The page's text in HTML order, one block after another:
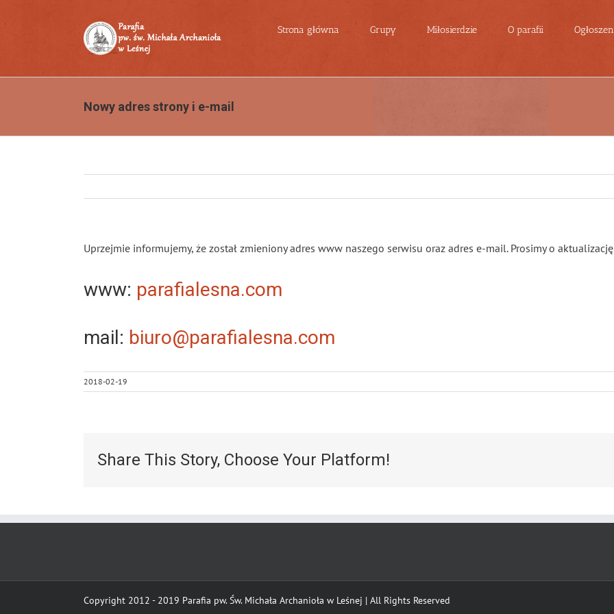
Strona główna Grupy Miłosierdzie O parafii
Nowy adres strony i e-mail
Uprzejmie informujemy, że został zmieniony adres www naszego serwisu oraz adres e-mail. Prosimy o aktualizację
www: parafialesna.com
mail: biuro@parafialesna.com
2018-02-19
Share This Story, Choose Your Platform!
Copyright 2012 - 2019 Parafia pw. Św. Michała Archanioła w Leśnej | All Rights Reserved